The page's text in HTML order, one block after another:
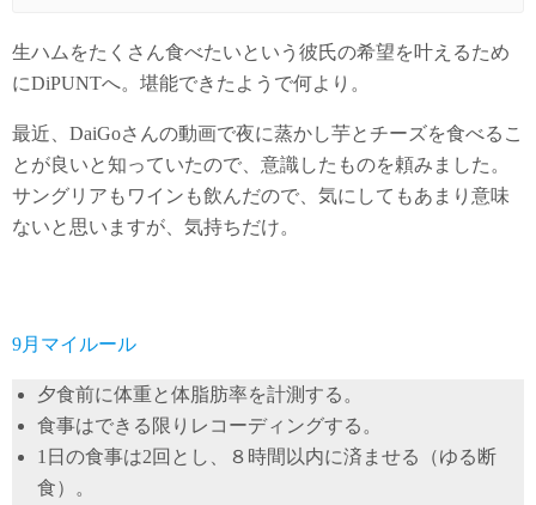
生ハムをたくさん食べたいという彼氏の希望を叶えるため
にDiPUNTへ。堪能できたようで何より。
最近、DaiGoさんの動画で夜に蒸かし芋とチーズを食べるこ
とが良いと知っていたので、意識したものを頼みました。
サングリアもワインも飲んだので、気にしてもあまり意味
ないと思いますが、気持ちだけ。
9月マイルール
夕食前に体重と体脂肪率を計測する。
食事はできる限りレコーディングする。
1日の食事は2回とし、８時間以内に済ませる（ゆる断
食）。